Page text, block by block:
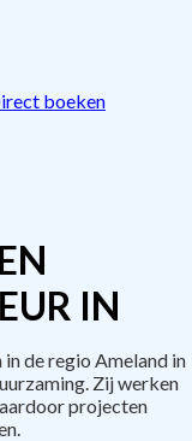
boeken
IN
de regio Ameland in
Zij werken
projecten